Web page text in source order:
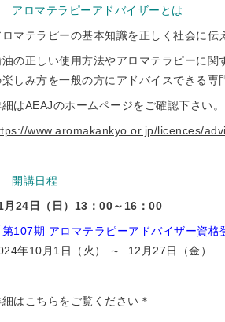
ロマテラピーアドバイザーとは
ロマテラピーの基本知識を正しく社会に伝
の正しい使用方法やアロマテラピーに
しみ方を一般の方にアドバイスできる専
はAEAJのホームページをご確認下さい。
www.aromakankyo.or.jp/licences/
講日程
月24日（日）13：00～16：00
第107期 アロマテラピーアドバイザー資
年10月1日（火） ～ 12月27日（金）
は こちらをご覧ください＊